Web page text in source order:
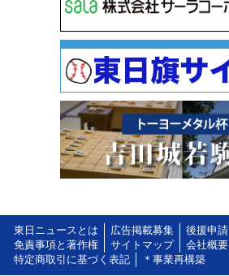
東日ニュースとは 広告掲載募集 後援申請
免責事項と著作権
サイトマップ 会社概要
特定商取引に基づく表記
＊事業再構築